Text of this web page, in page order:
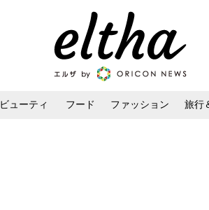
ビューティ フード ファッション 旅行